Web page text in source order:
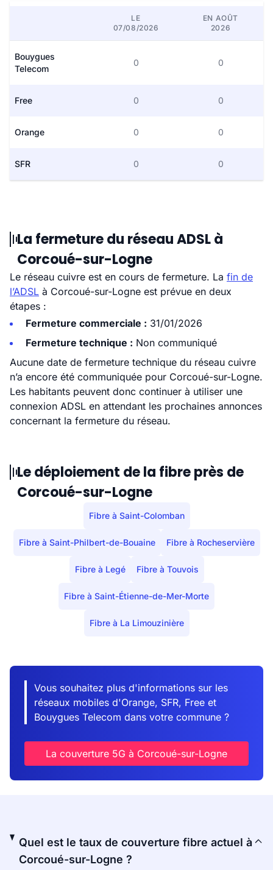
LE
07/08/2026
EN AOÛT
2026
Bouygues
Telecom
0 0
Free 0 0
Orange 0 0
SFR 0 0
La fermeture du réseau ADSL à
Corcoué-sur-Logne
Le réseau cuivre est en cours de fermeture. La fin de
l’ADSL à Corcoué-sur-Logne est prévue en deux
étapes :
Fermeture commerciale : 31/01/2026
Fermeture technique : Non communiqué
Aucune date de fermeture technique du réseau cuivre
n’a encore été communiquée pour Corcoué-sur-Logne.
Les habitants peuvent donc continuer à utiliser une
connexion ADSL en attendant les prochaines annonces
concernant la fermeture du réseau.
Le déploiement de la fibre près de
Corcoué-sur-Logne
Fibre à Saint-Colomban
Fibre à Saint-Philbert-de-Bouaine Fibre à Rocheservière
Fibre à Legé Fibre à Touvois
Fibre à Saint-Étienne-de-Mer-Morte
Fibre à La Limouzinière
Vous souhaitez plus d'informations sur les
réseaux mobiles d'Orange, SFR, Free et
Bouygues Telecom dans votre commune ?
La couverture 5G à Corcoué-sur-Logne
Quel est le taux de couverture fibre actuel à
Corcoué-sur-Logne ?